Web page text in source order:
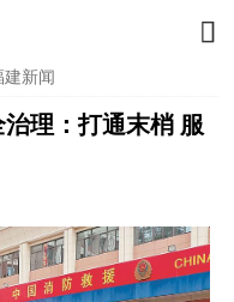

建新闻
理：打通末梢 服